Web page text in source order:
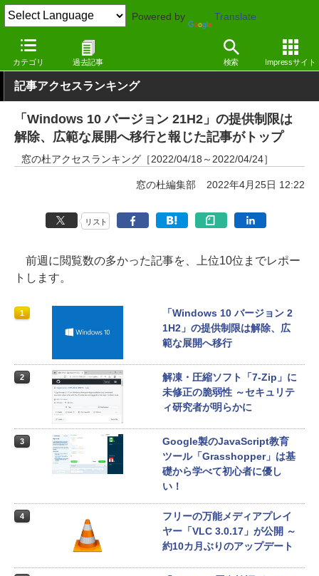
Powered by Translate
カテゴリ 過去記事 検索 Impressサイト
窓の杜 その他の話題
記事アクセスランキング
「Windows 10 バージョン 21H2」の提供制限は
解除、広範な展開へ移行と報じた記事がトップ
窓の杜アクセスランキング［2022/04/18～2022/04/24］
窓の杜編集部 2022年4月25日 12:22
リスト
前週に閲覧数の多かった記事を、上位10位までレポー
トします。
1
「Windows 10 バージョン 2
1H2」の提供制限は解除、広
範な展開へ移行
2
解凍・圧縮ソフト「7-Zip」に
未修正の脆弱性 ～セキュリテ
ィ研究者が明らかに
3
Google製のJavaScript教育
ツール「Grasshopper」は基
礎から学べて初心者に優し
い！
4
フリーの万能メディアプレイ
ヤー「VLC 3.0.17」が公開 ～
約10カ月ぶりのアップデート